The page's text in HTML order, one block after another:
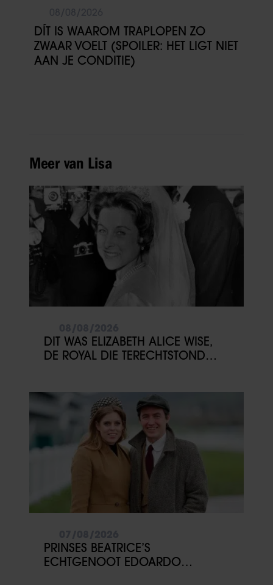
DÍT IS WAAROM TRAPLOPEN ZO
ZWAAR VOELT (SPOILER: HET LIGT NIET
AAN JE CONDITIE)
Meer van Lisa
DIT WAS ELIZABETH ALICE WISE,
DE ROYAL DIE TERECHTSTOND
PRINSES BEATRICE’S
ECHTGENOOT EDOARDO